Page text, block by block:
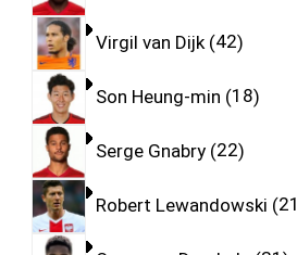
Virgil van Dijk 42
Son Heung-min 18
Serge Gnabry 22
Robert Lewandowski 21